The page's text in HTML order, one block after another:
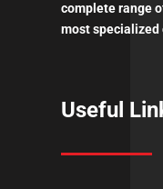
complete range
most specialized
Useful